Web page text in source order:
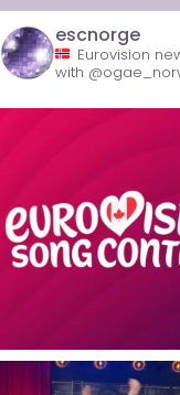
escnorge
Eurovision
with